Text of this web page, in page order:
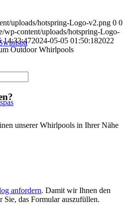
uploads/hotspring-Logo-v2.png 0 0
wp-content/uploads/hotspring-Logo-
14:33:472024-05-05 01:50:182022
Outdoor Whirlpools
unserer Whirlpools in Ihrer Nähe
anfordern. Damit wir Ihnen den
das Formular auszufüllen.